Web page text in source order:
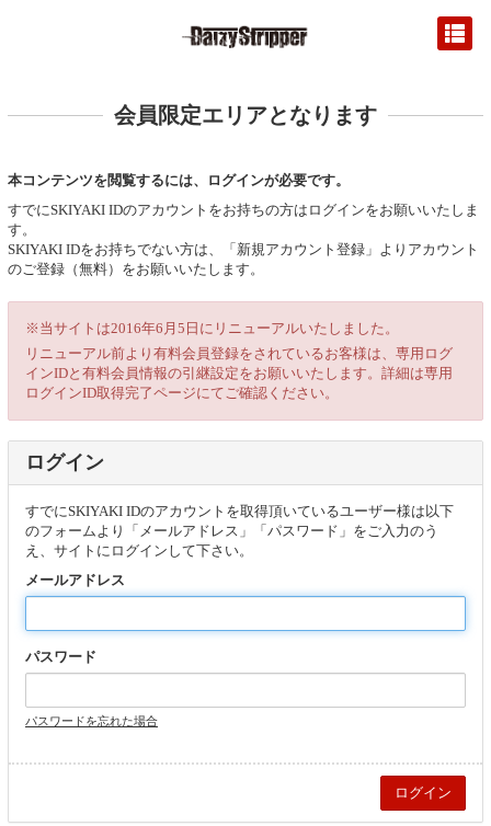
会員限定エリアとなります
本コンテンツを閲覧するには、ログインが必要です。
すでにSKIYAKI IDのアカウントをお持ちの方はログインをお願いいたしま
す。
SKIYAKI IDをお持ちでない方は、「新規アカウント登録」よりアカウント
のご登録（無料）をお願いいたします。
※当サイトは2016年6月5日にリニューアルいたしました。
リニューアル前より有料会員登録をされているお客様は、専用ログ
インIDと有料会員情報の引継設定をお願いいたします。詳細は専用
ログインID取得完了ページにてご確認ください。
ログイン
すでにSKIYAKI IDのアカウントを取得頂いているユーザー様は以下
のフォームより「メールアドレス」「パスワード」をご入力のう
え、サイトにログインして下さい。
メールアドレス
パスワード
パスワードを忘れた場合